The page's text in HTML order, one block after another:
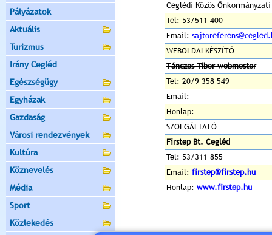
Pályázatok
Aktuális
Turizmus
Irány Cegléd
Egészségügy
Egyházak
Gazdaság
Városi rendezvények
Kultúra
Köznevelés
Média
Sport
Közlekedés
Ceglédi Közös
Tel: 53/511 400
Email:
WEBOLDALKÉSZÍTŐ
Tánczos Tibor webmester
Tel: 20/9 358 549
Email:
Honlap:
SZOLGÁLTATÓ
Firstep Bt. Cegléd
Tel: 53/311 855
Email: firstep@firstep.hu
Honlap: www.firstep.hu